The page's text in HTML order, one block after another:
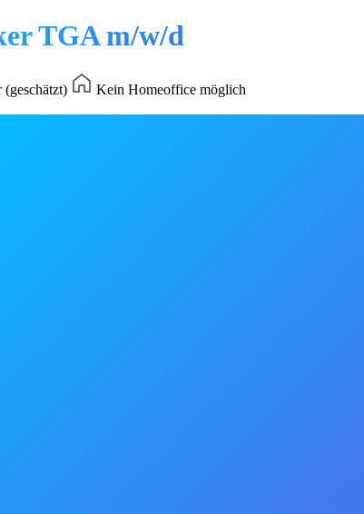
TGA m/w/d
(geschätzt)
Kein Homeoffice möglich